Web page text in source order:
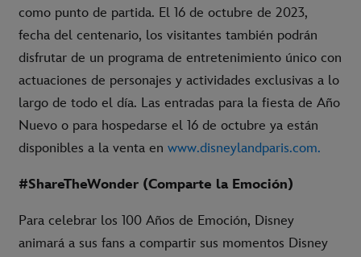
como punto de partida. El 16 de octubre de 2023,
fecha del centenario, los visitantes también podrán
disfrutar de un programa de entretenimiento único con
actuaciones de personajes y actividades exclusivas a lo
largo de todo el día. Las entradas para la fiesta de Año
Nuevo o para hospedarse el 16 de octubre ya están
disponibles a la venta en www.disneylandparis.com.
#ShareTheWonder (Comparte la Emoción)
Para celebrar los 100 Años de Emoción, Disney
animará a sus fans a compartir sus momentos Disney